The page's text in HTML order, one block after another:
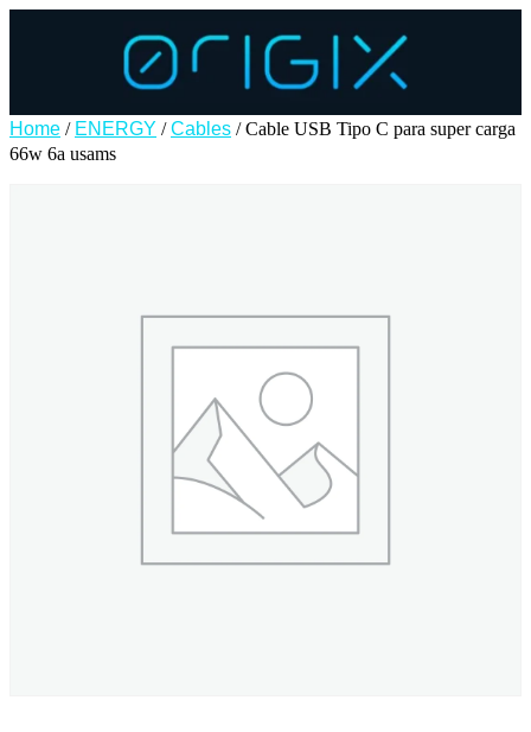
Home / ENERGY /Cables / Cable USB Tipo C para super carga
66w 6a usams